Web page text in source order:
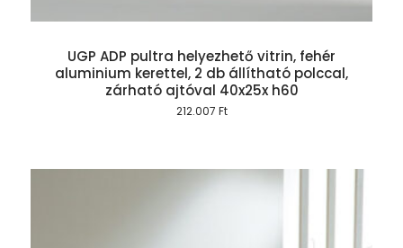
UGP ADP pultra helyezhető vitrin, fehér
aluminium kerettel, 2 db állítható polccal,
zárható ajtóval 40x25x h60
212.007 Ft